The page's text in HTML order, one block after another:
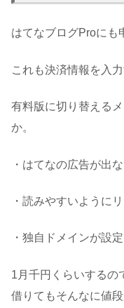
はてなブログProにも
これも決済情報を入
有料版に切り替える
か。
・はてなの広告が出な
・読みやすいように
・独自ドメインが設定
1月千円くらいするの
借りてもそんなに値